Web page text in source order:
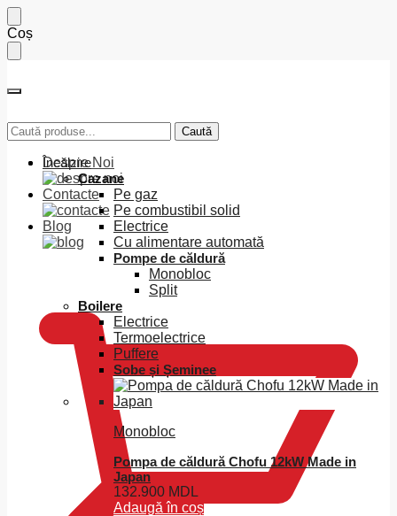
Skip
to
navigation
Skip
to
content
Coș
Caută
după:
Caută
Despre Noi
Contacte
Blog
Caută
după:
Caută
Încălzire
Cazane
Pe gaz
Pe combustibil solid
Electrice
Cu alimentare automată
Pompe de căldură
Monobloc
Split
Boilere
Electrice
Termoelectrice
Puffere
Sobe și Șeminee
Monobloc
Pompa de căldură Chofu 12kW Made in
Japan
132.900 MDL
Adaugă în coș